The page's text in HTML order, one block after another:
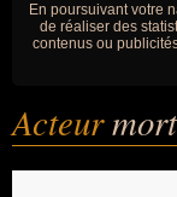
En poursuivant votre
de réaliser des
contenus ou
Acteur